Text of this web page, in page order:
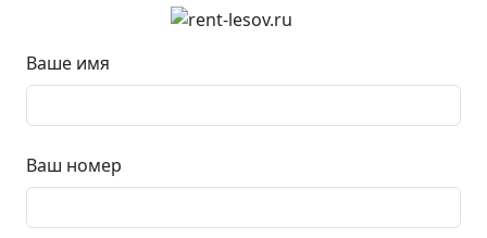
Ваше имя
Ваш номер